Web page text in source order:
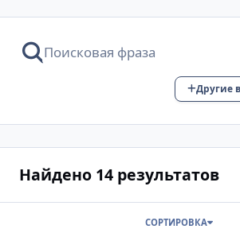
Другие
Найдено 14 результатов
СОРТИРОВКА